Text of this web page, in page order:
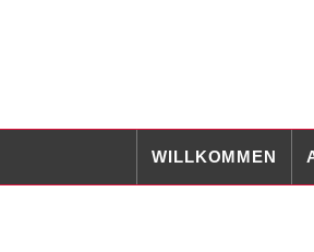
WILLKOMMEN